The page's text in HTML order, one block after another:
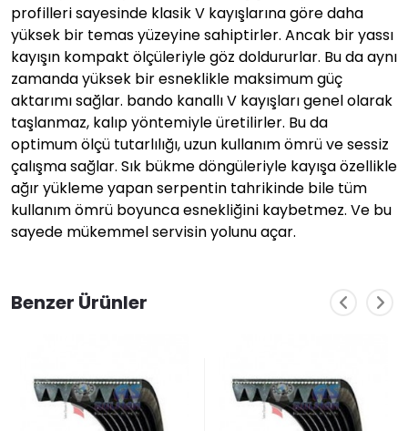
profilleri sayesinde klasik V kayışlarına göre daha
yüksek bir temas yüzeyine sahiptirler. Ancak bir yassı
kayışın kompakt ölçüleriyle göz doldururlar. Bu da aynı
zamanda yüksek bir esneklikle maksimum güç
aktarımı sağlar. bando kanallı V kayışları genel olarak
taşlanmaz, kalıp yöntemiyle üretilirler. Bu da
optimum ölçü tutarlılığı, uzun kullanım ömrü ve sessiz
çalışma sağlar. Sık bükme döngüleriyle kayışa özellikle
ağır yükleme yapan serpentin tahrikinde bile tüm
kullanım ömrü boyunca esnekliğini kaybetmez. Ve bu
sayede mükemmel servisin yolunu açar.
Benzer Ürünler